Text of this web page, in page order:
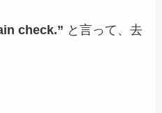
check.” と言って、去